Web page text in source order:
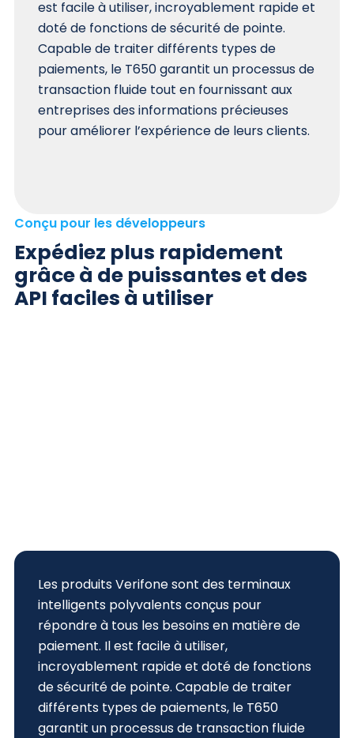
est facile à utiliser, incroyablement rapide et
doté de fonctions de sécurité de pointe.
Capable de traiter différents types de
paiements, le T650 garantit un processus de
transaction fluide tout en fournissant aux
entreprises des informations précieuses
pour améliorer l’expérience de leurs clients.
Conçu pour les développeurs
Expédiez plus rapidement
grâce à de puissantes et des
API faciles à utiliser
Les produits Verifone sont des terminaux
intelligents polyvalents conçus pour
répondre à tous les besoins en matière de
paiement. Il est facile à utiliser,
incroyablement rapide et doté de fonctions
de sécurité de pointe. Capable de traiter
différents types de paiements, le T650
garantit un processus de transaction fluide